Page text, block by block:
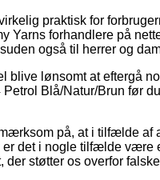
praktisk for
Yarns forhandlere på
også til herrer og
blive lønsomt at eftergå
Blå/Natur/Brun før
på, at i tilfælde af
er det i nogle tilfælde være
der støtter os overfor